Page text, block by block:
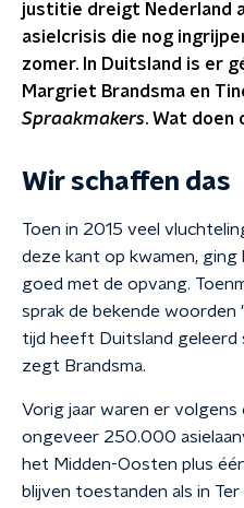
justitie dreigt Nederland
asielcrisis die nog
zomer. In Duitsland is er
Margriet Brandsma en
Spraakmakers. Wat doen
Wir schaffen das
Toen in 2015 veel
deze kant op kwamen,
goed met de opvang.
sprak de bekende woorden
tijd heeft Duitsland geleerd
zegt Brandsma.
Vorig jaar waren er
ongeveer 250.000
het Midden-Oosten plus
blijven toestanden als in